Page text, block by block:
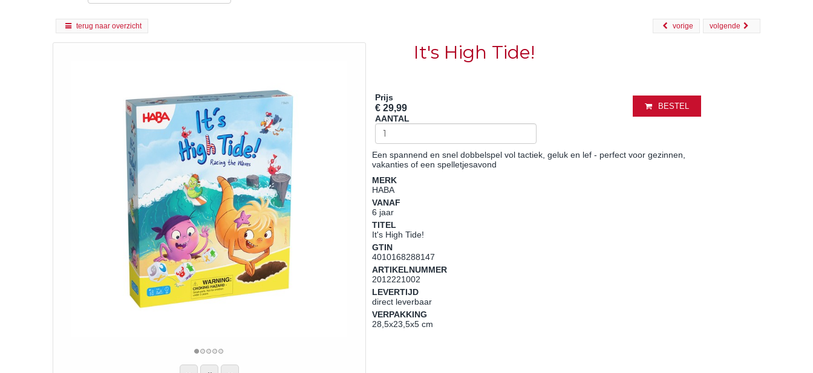
terug naar overzicht volgende
vorige
It's High Tide!
Prijs
€ 29,99
AANTAL
BESTEL
Een spannend en snel dobbelspel vol tactiek, geluk en lef - perfect voor gezinnen,
vakanties of een spelletjesavond
MERK
HABA
VANAF
6 jaar
TITEL
It's High Tide!
GTIN
4010168288147
ARTIKELNUMMER
2012221002
LEVERTIJD
direct leverbaar
VERPAKKING
28,5x23,5x5 cm